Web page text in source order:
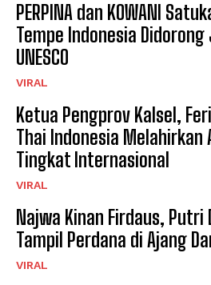
PERPINA dan KOWANI
Tempe Indonesia
UNESCO
VIRAL
Ketua Pengprov Kalsel,
Thai Indonesia
Tingkat Internasional
VIRAL
Najwa Kinan Firdaus, Putri
Tampil Perdana di Ajang
VIRAL